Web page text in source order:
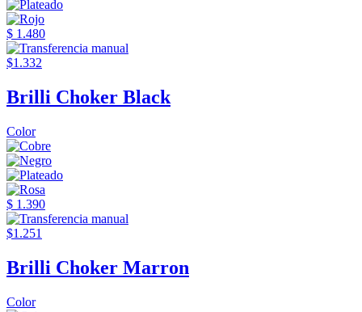
$ 1.480
$1.332
Brilli Choker Black
Color
$ 1.390
$1.251
Brilli Choker Marron
Color